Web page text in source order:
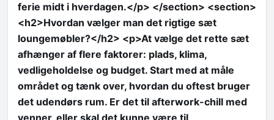
ferie midt i hverdagen.</p> </section> <section>
<h2>Hvordan vælger man det rigtige sæt
loungemøbler?</h2> <p>At vælge det rette sæt
afhænger af flere faktorer: plads, klima,
vedligeholdelse og budget. Start med at måle
området og tænk over, hvordan du oftest bruger
det udendørs rum. Er det til afterwork-chill med